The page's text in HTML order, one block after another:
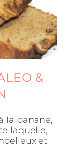
&
la banane,
laquelle,
et